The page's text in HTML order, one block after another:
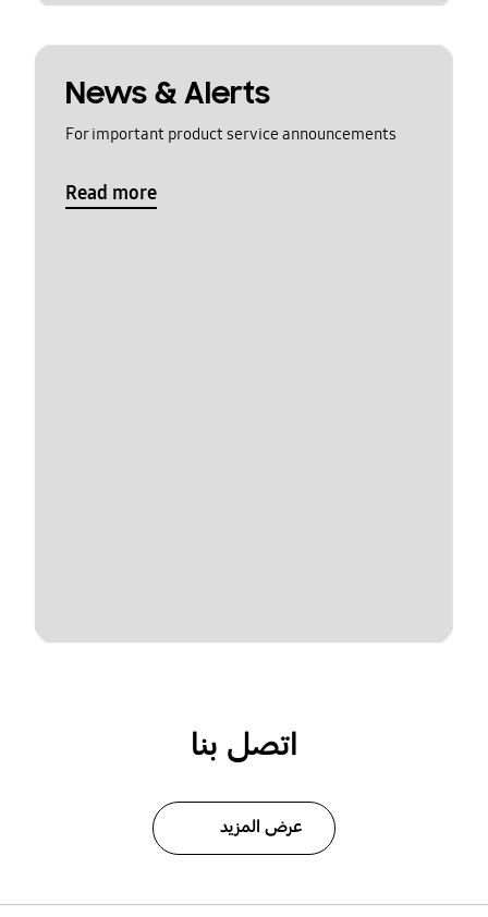
News & Alerts
For important product service announcements
Read more
اتصل بنا
عرض المزيد